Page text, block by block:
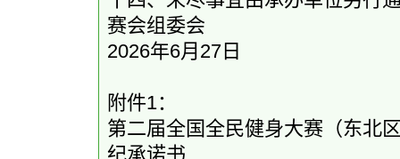
赛会组委会
2026年6月27日
附件1：
第二届全国全民健身大赛（东北
纪承诺书